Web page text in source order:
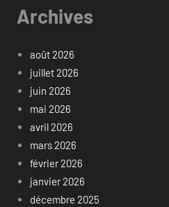
Archives
août 2026
juillet 2026
juin 2026
mai 2026
avril 2026
mars 2026
février 2026
janvier 2026
décembre 2025